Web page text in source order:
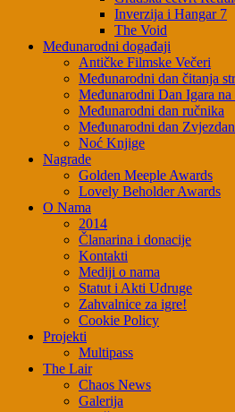
Inverzija i Hangar 7
The Void
Međunarodni događaji
Antičke Filmske Večeri
Međunarodni dan čitanja
Međunarodni Dan Igara na
Međunarodni dan ručnika
Međunarodni dan
Noć Knjige
Nagrade
Golden Meeple Awards
Lovely Beholder Awards
O Nama
2014
Članarina i donacije
Kontakti
Mediji o nama
Statut i Akti Udruge
Zahvalnice za igre!
Cookie Policy
Projekti
Multipass
The Lair
Chaos News
Galerija